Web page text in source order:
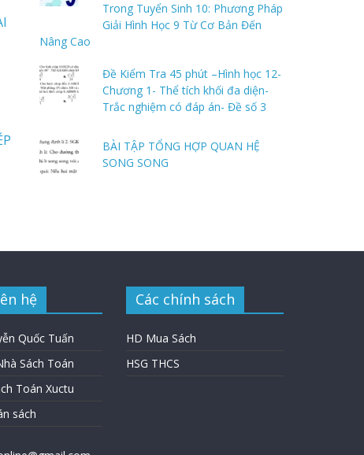
Trong Tuyển Sinh 10: Phương Pháp
Giải Hình Học 9 Từ Cơ Bản Đến
Nâng Cao
Đề Kiểm Tra 45 phút –Hình học 12-
Chương 1- Thể tích khối đa diện-
Trắc nghiệm có đáp án- Đề số 3
BÀI TẬP TỔNG HỢP QUAN HỆ
SONG SONG
hệ
Quốc Tuấn
Sách Toán
Toán Xuctu
sách
Các chính sách
HD Mua Sách
HSG THCS